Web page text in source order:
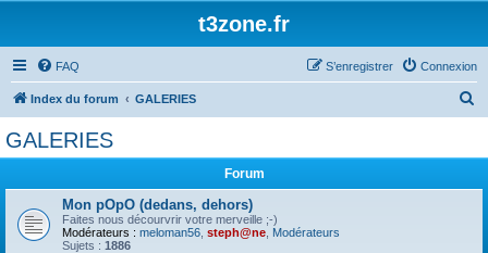
t3zone.fr
FAQ Connexion
S’enregistrer
Index du forum GALERIES
GALERIES
Forum
Mon pOpO (dedans, dehors)
Faites nous décourvrir votre merveille ;-)
Modérateurs : meloman56 steph@ne Modérateurs
Sujets : 1886